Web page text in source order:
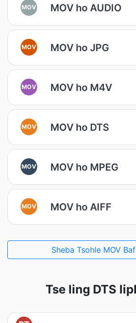
MOV MOV ho AUDIO
MOV MOV ho JPG
MOV MOV ho M4V
MOV MOV ho DTS
MOV MOV ho MPEG
MOV MOV ho AIFF
Sheba Tsohle MOV
Tse ling DTS